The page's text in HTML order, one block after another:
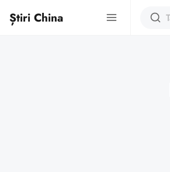
Știri China